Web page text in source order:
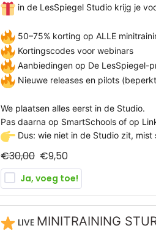
in de LesSpiegel Studio krijg je
50–75% korting op ALLE
Kortingscodes voor webinars
Aanbiedingen op De LesSpiegel-
Nieuwe releases en pilots
We plaatsen alles eerst in de Studio.
Pas daarna op SmartSchools of op
Dus: wie niet in de Studio zit,
€30,00 €9,50
Ja, voeg toe!
LIVE MINITRAINING